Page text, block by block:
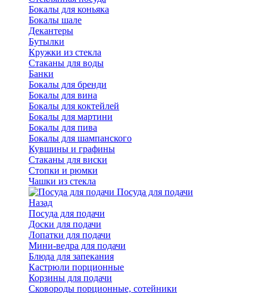
Бокалы для коньяка
Бокалы шале
Декантеры
Бутылки
Кружки из стекла
Стаканы для воды
Банки
Бокалы для бренди
Бокалы для вина
Бокалы для коктейлей
Бокалы для мартини
Бокалы для пива
Бокалы для шампанского
Кувшины и графины
Стаканы для виски
Стопки и рюмки
Чашки из стекла
Посуда для подачи
Назад
Посуда для подачи
Доски для подачи
Лопатки для подачи
Мини-ведра для подачи
Блюда для запекания
Кастрюли порционные
Корзины для подачи
Сковороды порционные, сотейники